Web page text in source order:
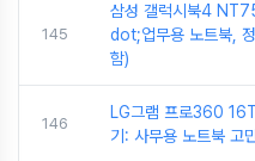
145
삼성 갤럭시북4
dot;업무용 노트북,
함)
146
LG그램 프로360
기: 사무용 노트북 고